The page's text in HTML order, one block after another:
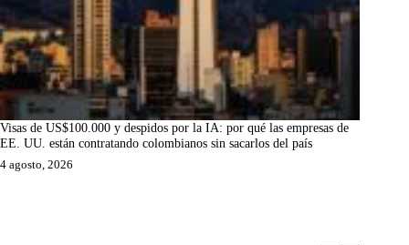
Visas de US$100.000 y despidos por la IA: por qué las empresas de
EE. UU. están contratando colombianos sin sacarlos del país
4 agosto, 2026